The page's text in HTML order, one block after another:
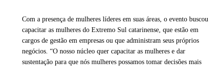
Com a presença de mulheres líderes em suas áreas, o evento buscou
capacitar as mulheres do Extremo Sul catarinense, que estão em
cargos de gestão em empresas ou que administram seus próprios
negócios. “O nosso núcleo quer capacitar as mulheres e dar
sustentação para que nós mulheres possamos tomar decisões mais